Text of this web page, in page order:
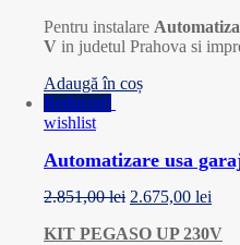
Pentru instalare
V in judetul Prahova si
Adaugă în coș
Reduceri!
wishlist
Automatizare usa
2.851,00lei 2.675,00 lei
KIT PEGASO UP 230V